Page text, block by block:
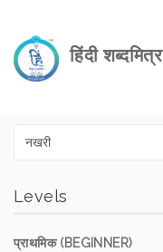
हिंदी शब्दमित्र
Levels
प्राथमिक (BEGINNER)